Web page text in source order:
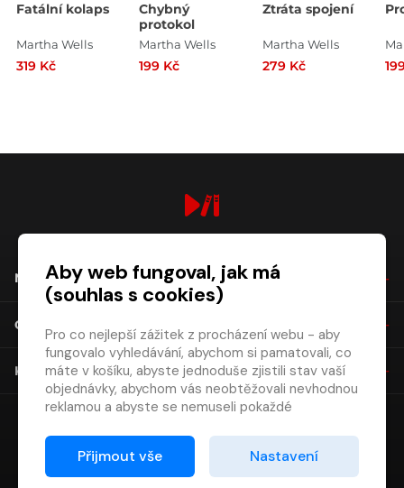
Fatální kolaps
Martha Wells
319 Kč
Chybný
protokol
Martha Wells
199 Kč
Ztráta spojení
Martha Wells
279 Kč
NÁKUP
O SPOLEČNOSTI
KONTAKT
Aby web fungoval, jak má
(souhlas s cookies)
Pro co nejlepší zážitek z procházení webu - aby
fungovalo vyhledávání, abychom si pamatovali, co
máte v košíku, abyste jednoduše zjistili stav vaší
objednávky, abychom vás neobtěžovali nevhodnou
reklamou a abyste se nemuseli pokaždé
Proto od vás potřebujeme souhlas se
zpracováním souborů cookies
Přijmout vše Nastavení